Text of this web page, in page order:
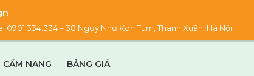
0901.334.334 – 38 Ngụy Như Kon Tum, Thanh Xuân, Hà Nội
CẨM NANG BẢNG GIÁ